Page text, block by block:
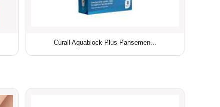
Curall Aquablock Plus Pansemen...